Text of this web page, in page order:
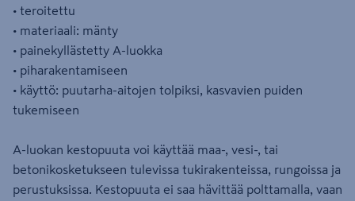
• teroitettu
• materiaali: mänty
• painekyllästetty A-luokka
• piharakentamiseen
• käyttö: puutarha-aitojen tolpiksi, kasvavien puiden
tukemiseen
A-luokan kestopuuta voi käyttää maa-, vesi-, tai
betonikosketukseen tulevissa tukirakenteissa, rungoissa ja
perustuksissa. Kestopuuta ei saa hävittää polttamalla, vaan